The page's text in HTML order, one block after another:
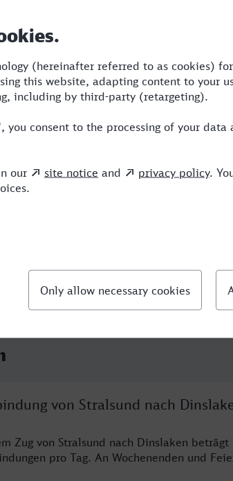
3 RE,ICE
3
von Stralsund nach
Zug von Stralsund nach Dinslaken beträgt
pro Tag. An Wochenenden und